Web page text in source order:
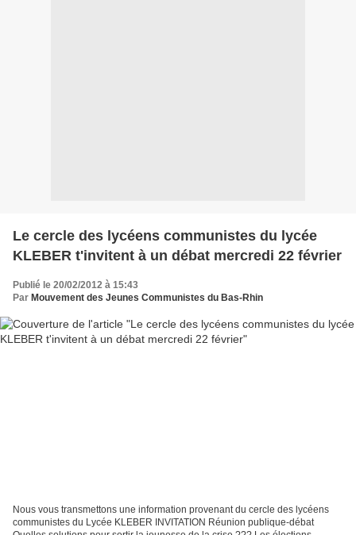
Le cercle des lycéens communistes du lycée
KLEBER t'invitent à un débat mercredi 22 février
Publié le 20/02/2012 à 15:43
Par Mouvement des Jeunes Communistes du Bas-Rhin
Nous vous transmettons une information provenant du cercle des lycéens
communistes du Lycée KLEBER INVITATION Réunion publique-débat